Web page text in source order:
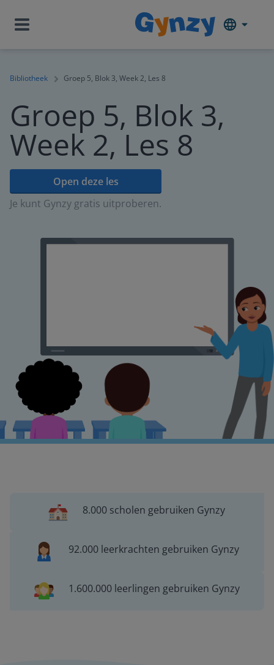
Bibliotheek Groep 5, Blok 3, Week 2, Les 8
Groep 5, Blok 3,
Week 2, Les 8
Open deze les
Je kunt Gynzy gratis uitproberen.
8.000 scholen gebruiken Gynzy
92.000 leerkrachten gebruiken Gynzy
1.600.000 leerlingen gebruiken Gynzy